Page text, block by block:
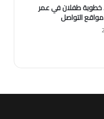
خطوبة طفلان في عمر
التواصل